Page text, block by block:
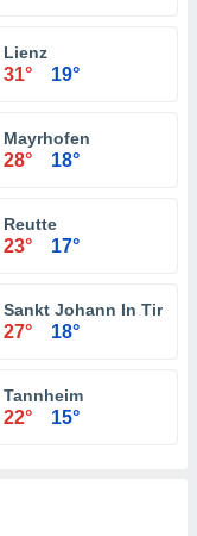
Lienz
31° 19°
Mayrhofen
28° 18°
Reutte
23° 17°
Sankt Johann In Tirol
27° 18°
Tannheim
22° 15°